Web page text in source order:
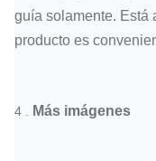
guía solamente. Está
producto es
4 . Más imágenes